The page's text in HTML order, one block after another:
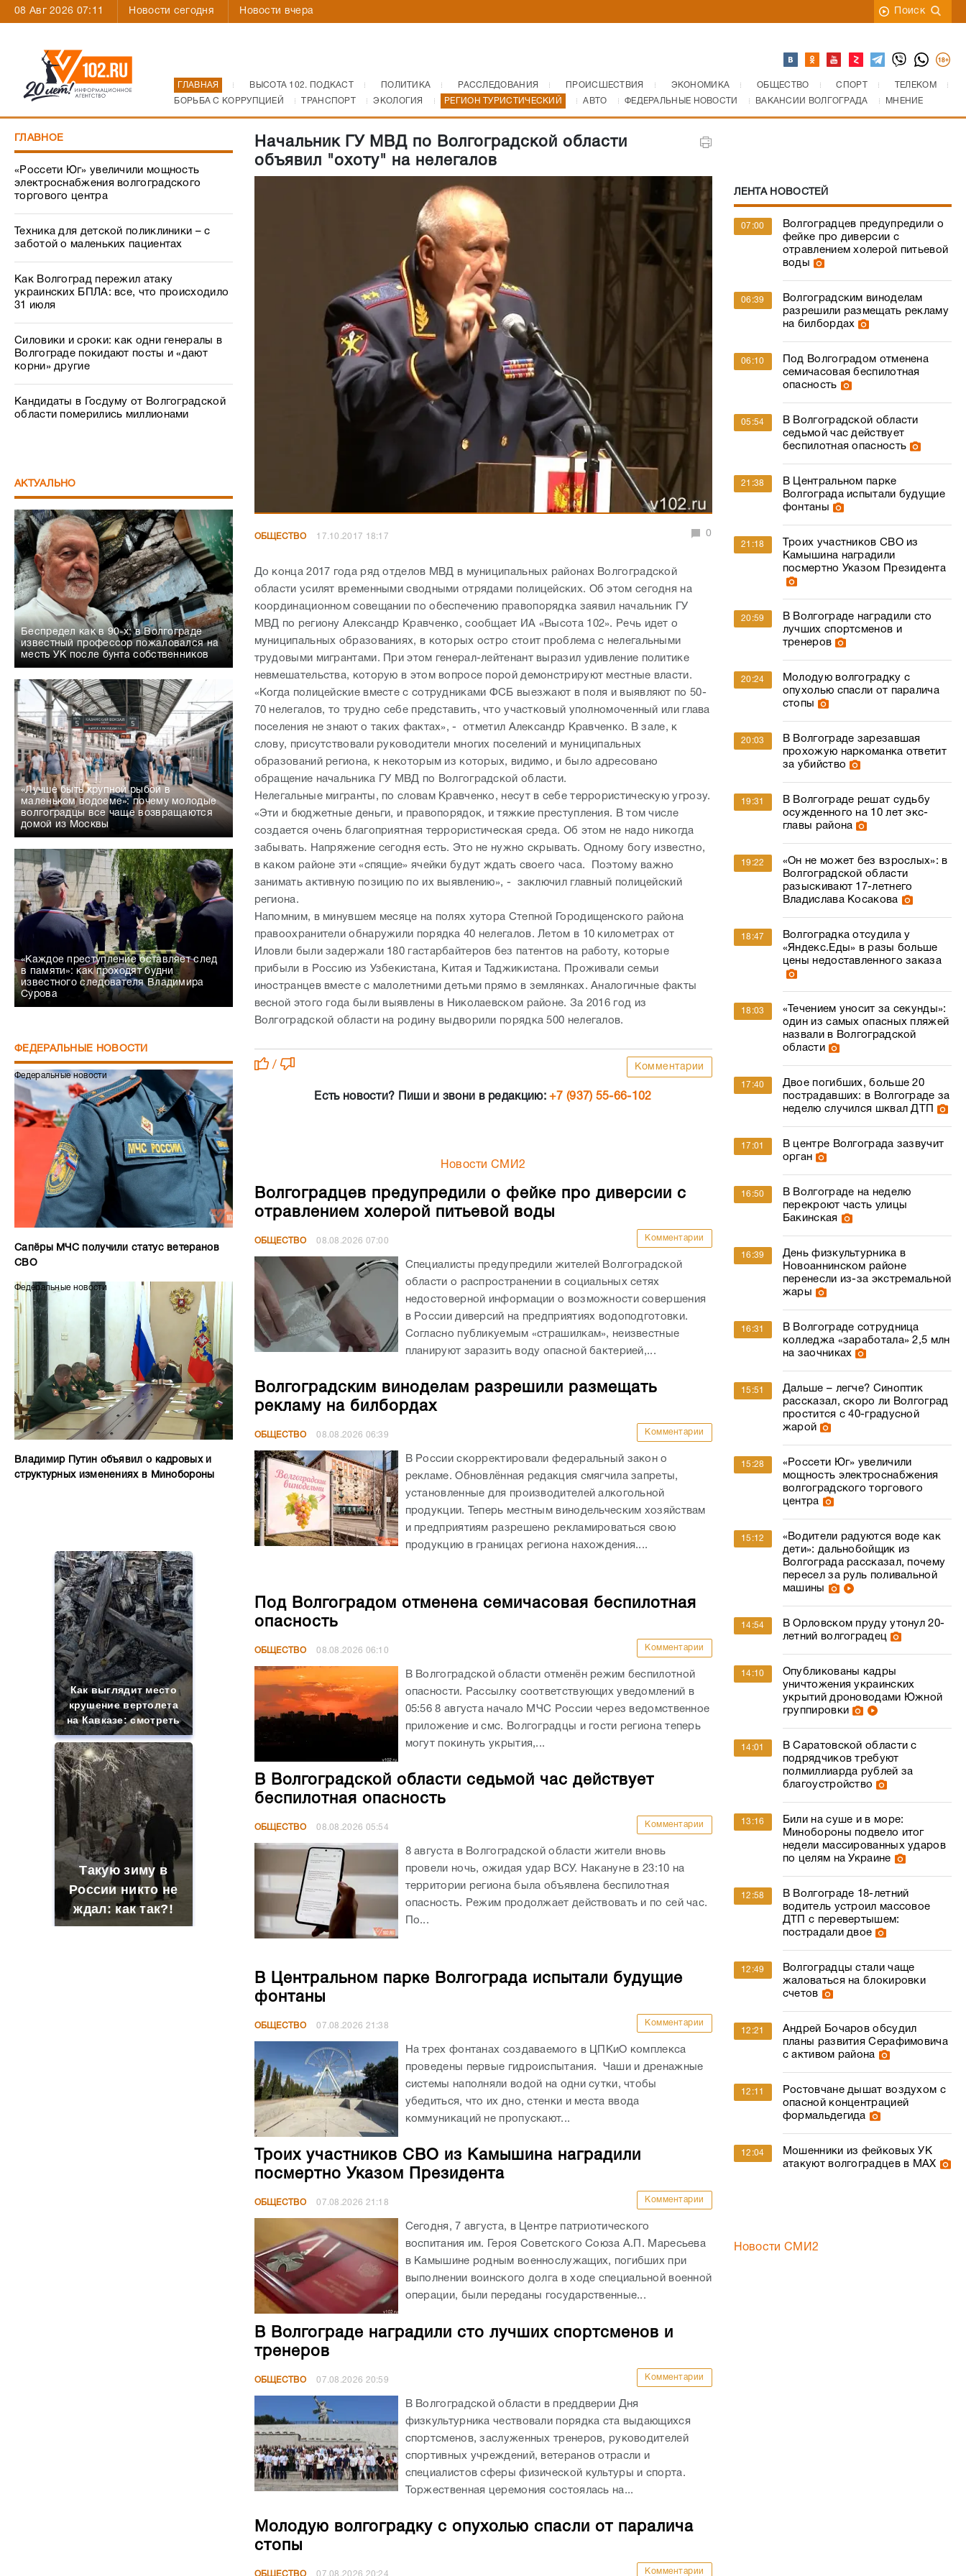
08 Авг 2026 07:11 Новости сегодня Новости вчера Поиск
ГЛАВНАЯ ВЫСОТА 102. ПОДКАСТ ПОЛИТИКА РАССЛЕДОВАНИЯ ПРОИСШЕСТВИЯ ЭКОНОМИКА ОБЩЕСТВО СПОРТ
ТЕЛЕКОМ
БОРЬБА С КОРРУПЦИЕЙ
ТРАНСПОРТ ЭКОЛОГИЯ РЕГИОН ТУРИСТИЧЕСКИЙ АВТО ФЕДЕРАЛЬНЫЕ НОВОСТИ ВАКАНСИИ ВОЛГОГРАДА МНЕНИЕ
ГЛАВНОЕ
«Россети Юг» увеличили мощность
электроснабжения волгоградского
торгового центра
Техника для детской поликлиники – с
заботой о маленьких пациентах
Как Волгоград пережил атаку
украинских БПЛА: все, что происходило
31 июля
Силовики и сроки: как одни генералы в
Волгограде покидают посты и «дают
корни» другие
Кандидаты в Госдуму от Волгоградской
области померились миллионами
АКТУАЛЬНО
Беспредел как в 90-х: в Волгограде
известный профессор пожаловался на
месть УК после бунта собственников
«Лучше быть крупной рыбой в
маленьком водоеме»: почему молодые
волгоградцы все чаще возвращаются
домой из Москвы
«Каждое преступление оставляет след
в памяти»: как проходят будни
известного следователя Владимира
Сурова
ФЕДЕРАЛЬНЫЕ НОВОСТИ
Федеральные новости
Сапёры МЧС получили статус ветеранов
СВО
Федеральные новости
Владимир Путин объявил о кадровых и
структурных изменениях в Минобороны
Как выглядит место
крушение вертолета
на Кавказе: смотреть
Такую зиму в
России никто не
ждал: как так?!
Начальник ГУ МВД по Волгоградской области
объявил "охоту" на нелегалов
ОБЩЕСТВО 17.10.2017 18:17 0
До конца 2017 года ряд отделов МВД в муниципальных районах Волгоградской
области усилят временными сводными отрядами полицейских. Об этом сегодня на
координационном совещании по обеспечению правопорядка заявил начальник ГУ
МВД по региону Александр Кравченко, сообщает ИА «Высота 102». Речь идет о
муниципальных образованиях, в которых остро стоит проблема с нелегальными
трудовыми мигрантами. При этом генерал-лейтенант выразил удивление политике
невмешательства, которую в этом вопросе порой демонстрируют местные власти.
«Когда полицейские вместе с сотрудниками ФСБ выезжают в поля и выявляют по 50-
70 нелегалов, то трудно себе представить, что участковый уполномоченный или глава
поселения не знают о таких фактах», - отметил Александр Кравченко. В зале, к
слову, присутствовали руководители многих поселений и муниципальных
образований региона, к некоторым из которых, видимо, и было адресовано
обращение начальника ГУ МВД по Волгоградской области.
Нелегальные мигранты, по словам Кравченко, несут в себе террористическую угрозу.
«Эти и бюджетные деньги, и правопорядок, и тяжкие преступления. В том числе
создается очень благоприятная террористическая среда. Об этом не надо никогда
забывать. Напряжение сегодня есть. Это не нужно скрывать. Одному богу известно,
в каком районе эти «спящие» ячейки будут ждать своего часа. Поэтому важно
занимать активную позицию по их выявлению», - заключил главный полицейский
региона.
Напомним, в минувшем месяце на полях хутора Степной Городищенского района
правоохранители обнаружили порядка 40 нелегалов. Летом в 10 километрах от
Иловли были задержали 180 гастарбайтеров без патентов на работу, которые
прибыли в Россию из Узбекистана, Китая и Таджикистана. Проживали семьи
иностранцев вместе с малолетними детьми прямо в землянках. Аналогичные факты
весной этого года были выявлены в Николаевском районе. За 2016 год из
Волгоградской области на родину выдворили порядка 500 нелегалов.
/ Комментарии
Есть новости? Пиши и звони в редакцию:+7 (937) 55-66-102
Новости СМИ2
Волгоградцев предупредили о фейке про диверсии с
отравлением холерой питьевой воды
ОБЩЕСТВО 08.08.2026 07:00 Комментарии
Специалисты предупредили жителей Волгоградской
области о распространении в социальных сетях
недостоверной информации о возможности совершения
в России диверсий на предприятиях водоподготовки.
Согласно публикуемым «страшилкам», неизвестные
планируют заразить воду опасной бактерией,...
Волгоградским виноделам разрешили размещать
рекламу на билбордах
ОБЩЕСТВО 08.08.2026 06:39 Комментарии
В России скорректировали федеральный закон о
рекламе. Обновлённая редакция смягчила запреты,
установленные для производителей алкогольной
продукции. Теперь местным винодельческим хозяйствам
и предприятиям разрешено рекламироваться свою
продукцию в границах региона нахождения....
Под Волгоградом отменена семичасовая беспилотная
опасность
ОБЩЕСТВО 08.08.2026 06:10 Комментарии
В Волгоградской области отменён режим беспилотной
опасности. Рассылку соответствующих уведомлений в
05:56 8 августа начало МЧС России через ведомственное
приложение и смс. Волгоградцы и гости региона теперь
могут покинуть укрытия,...
В Волгоградской области седьмой час действует
беспилотная опасность
ОБЩЕСТВО 08.08.2026 05:54 Комментарии
8 августа в Волгоградской области жители вновь
провели ночь, ожидая удар ВСУ. Накануне в 23:10 на
территории региона была объявлена беспилотная
опасность. Режим продолжает действовать и по сей час.
По...
В Центральном парке Волгограда испытали будущие
фонтаны
ОБЩЕСТВО 07.08.2026 21:38 Комментарии
На трех фонтанах создаваемого в ЦПКиО комплекса
проведены первые гидроиспытания. Чаши и дренажные
системы наполняли водой на одни сутки, чтобы
убедиться, что их дно, стенки и места ввода
коммуникаций не пропускают...
Троих участников СВО из Камышина наградили
посмертно Указом Президента
ОБЩЕСТВО 07.08.2026 21:18 Комментарии
Сегодня, 7 августа, в Центре патриотического
воспитания им. Героя Советского Союза А.П. Маресьева
в Камышине родным военнослужащих, погибших при
выполнении воинского долга в ходе специальной военной
операции, были переданы государственные...
В Волгограде наградили сто лучших спортсменов и
тренеров
ОБЩЕСТВО 07.08.2026 20:59 Комментарии
В Волгоградской области в преддверии Дня
физкультурника чествовали порядка ста выдающихся
спортсменов, заслуженных тренеров, руководителей
спортивных учреждений, ветеранов отрасли и
специалистов сферы физической культуры и спорта.
Торжественная церемония состоялась на...
Молодую волгоградку с опухолью спасли от паралича
стопы
ОБЩЕСТВО 07.08.2026 20:24 Комментарии
ЛЕНТА НОВОСТЕЙ
07:00
Волгоградцев предупредили о
фейке про диверсии с
отравлением холерой питьевой
воды
06:39
Волгоградским виноделам
разрешили размещать рекламу
на билбордах
06:10
Под Волгоградом отменена
семичасовая беспилотная
опасность
05:54
В Волгоградской области
седьмой час действует
беспилотная опасность
21:38
В Центральном парке
Волгограда испытали будущие
фонтаны
21:18
Троих участников СВО из
Камышина наградили
посмертно Указом Президента
20:59
В Волгограде наградили сто
лучших спортсменов и
тренеров
20:24
Молодую волгоградку с
опухолью спасли от паралича
стопы
20:03
В Волгограде зарезавшая
прохожую наркоманка ответит
за убийство
19:31
В Волгограде решат судьбу
осужденного на 10 лет экс-
главы района
19:22
«Он не может без взрослых»: в
Волгоградской области
разыскивают 17-летнего
Владислава Косакова
18:47
Волгоградка отсудила у
«Яндекс.Еды» в разы больше
цены недоставленного заказа
18:03
«Течением уносит за секунды»:
один из самых опасных пляжей
назвали в Волгоградской
области
17:40
Двое погибших, больше 20
пострадавших: в Волгограде за
неделю случился шквал ДТП
17:01
В центре Волгограда зазвучит
орган
16:50
В Волгограде на неделю
перекроют часть улицы
Бакинская
16:39
День физкультурника в
Новоаннинском районе
перенесли из-за экстремальной
жары
16:31
В Волгограде сотрудница
колледжа «заработала» 2,5 млн
на заочниках
15:51
Дальше – легче? Синоптик
рассказал, скоро ли Волгоград
простится с 40-градусной
жарой
15:28
«Россети Юг» увеличили
мощность электроснабжения
волгоградского торгового
центра
15:12
«Водители радуются воде как
дети»: дальнобойщик из
Волгограда рассказал, почему
пересел за руль поливальной
машины
14:54
В Орловском пруду утонул 20-
летний волгоградец
14:10
Опубликованы кадры
уничтожения украинских
укрытий дроноводами Южной
группировки
14:01
В Саратовской области с
подрядчиков требуют
полмиллиарда рублей за
благоустройство
13:16
Били на суше и в море:
Минобороны подвело итог
недели массированных ударов
по целям на Украине
12:58
В Волгограде 18-летний
водитель устроил массовое
ДТП с перевертышем:
пострадали двое
12:49
Волгоградцы стали чаще
жаловаться на блокировки
счетов
12:21
Андрей Бочаров обсудил
планы развития Серафимовича
с активом района
12:11
Ростовчане дышат воздухом с
опасной концентрацией
формальдегида
12:04
Мошенники из фейковых УК
атакуют волгоградцев в МАХ
Новости СМИ2